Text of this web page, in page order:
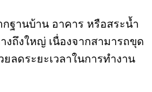
ฐานบ้าน อาคาร หรือสระน้ำ
ถึงใหญ่ เนื่องจากสามารถขุด
ลดระยะเวลาในการทำงาน